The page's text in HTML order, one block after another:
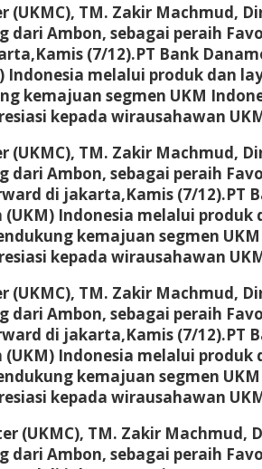
(UKMC), TM. Zakir Machmud,
dari Ambon, sebagai peraih
(7/12).PT Bank
Indonesia melalui produk dan
kemajuan segmen UKM
kepada wirausahawan
(UKMC), TM. Zakir Machmud,
dari Ambon, sebagai peraih
di jakarta,Kamis (7/
Indonesia melalui
kemajuan segmen
kepada wirausahawan
(UKMC), TM. Zakir Machmud,
dari Ambon, sebagai peraih
di jakarta,Kamis (7/
Indonesia melalui
kemajuan segmen
kepada wirausahawan
(UKMC), TM. Zakir
dari Ambon, sebagai peraih